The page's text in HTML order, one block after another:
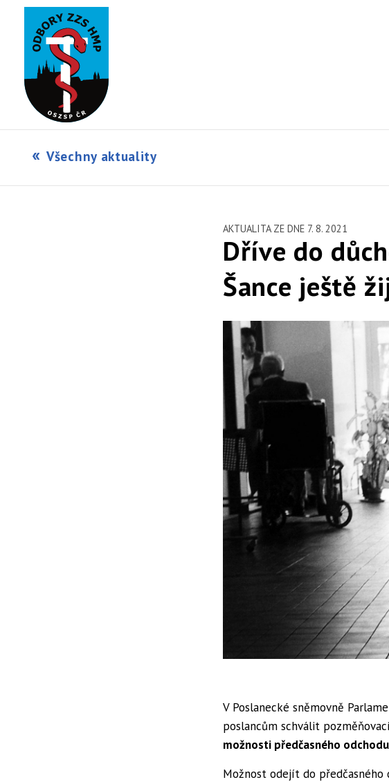
Všechny aktuality
AKTUALITA ZE DNE 7. 8. 2021
Dříve do
Šance ještě
V Poslanecké sněmovně
poslancům schválit
možnosti předčasného
Možnost odejít do předčasného